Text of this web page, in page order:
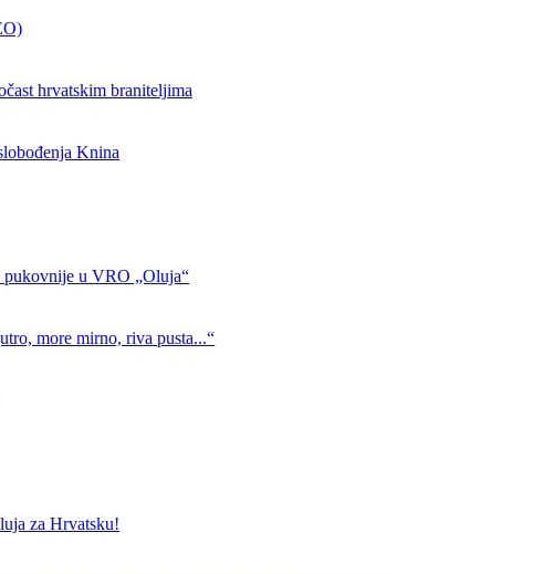
hrvatskim braniteljima
Knina
pukovnije u VRO „Oluja“
more mirno, riva pusta...“
za Hrvatsku!